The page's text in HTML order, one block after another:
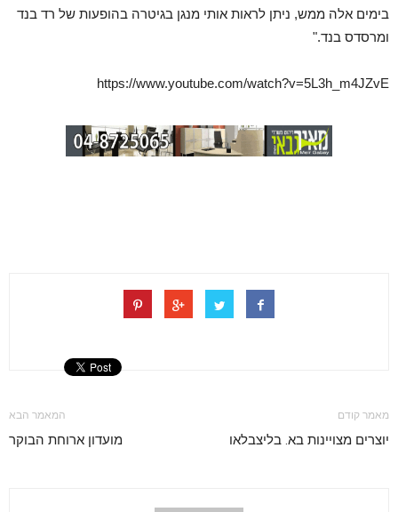
בימים אלה ממש, ניתן לראות אותי מנגן בגיטרה בהופעות של רד בנד
ומרסדס בנד."
https://www.youtube.com/watch?v=5L3h_m4JZvE
מאמר קודם
יוצרים מצויינות בא. בליצבלאו
המאמר הבא
מועדון ארוחת הבוקר